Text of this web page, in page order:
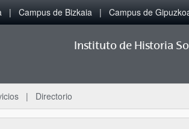
Campus de Bizkaia Campus de
Instituto de Historia
Directorio